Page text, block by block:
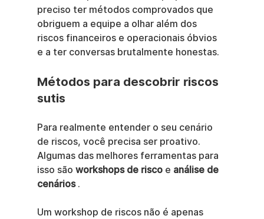
preciso ter métodos comprovados que
obriguem a equipe a olhar além dos
riscos financeiros e operacionais óbvios
e a ter conversas brutalmente honestas.
Métodos para descobrir riscos
sutis
Para realmente entender o seu cenário
de riscos, você precisa ser proativo.
Algumas das melhores ferramentas para
isso são workshops de risco e análise de
cenários .
Um workshop de riscos não é apenas